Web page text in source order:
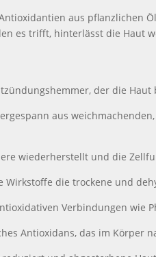
aus pflanzlichen
es trifft, hinterlässt die
der die
aus
wiederherstellt und die
Wirkstoffe die trockene und
Verbindungen wie
Antioxidans, das im Körper